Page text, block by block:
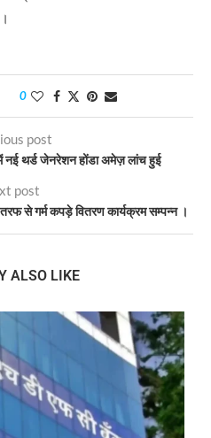
0
post
नई थर्ड जेनरेशन होंडा अमेज़ लांच हुई
post
से गर्म कपड़े वितरण कार्यक्रम सम्पन्न ।
ALSO LIKE